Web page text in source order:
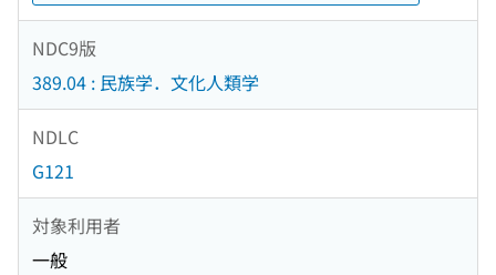
NDC9版
389.04 : 民族学．文化人類学
NDLC
G121
対象利用者
一般